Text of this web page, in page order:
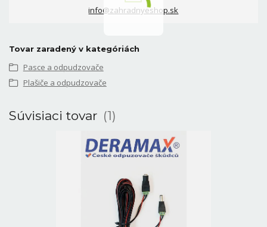
info@zahradnyeshop.sk
Tovar zaradený v kategóriách
Pasce a odpudzovače
Plašiče a odpudzovače
Súvisiaci tovar 1